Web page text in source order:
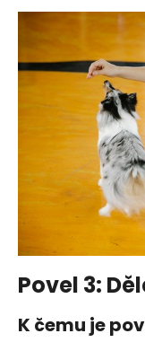
Povel 3:
K čemu je